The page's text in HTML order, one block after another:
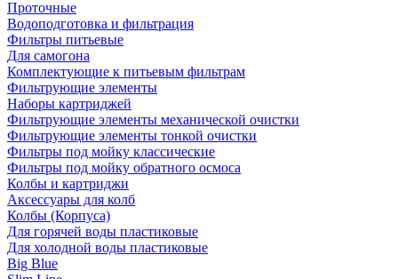
Проточные
Водоподготовка и фильтрация
Фильтры питьевые
Для самогона
Комплектующие к питьевым фильтрам
Фильтрующие элементы
Наборы картриджей
Фильтрующие элементы механической очистки
Фильтрующие элементы тонкой очистки
Фильтры под мойку классические
Фильтры под мойку обратного осмоса
Колбы и картриджи
Аксессуары для колб
Колбы (Корпуса)
Для горячей воды пластиковые
Для холодной воды пластиковые
Big Blue